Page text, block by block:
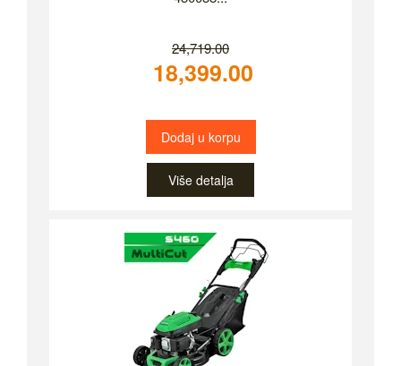
24,719.00
18,399.00
Dodaj u korpu
Više detalja